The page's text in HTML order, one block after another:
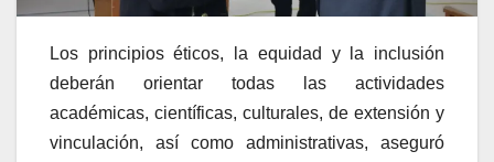
Los principios éticos, la equidad y la inclusión
deberán orientar todas las actividades
académicas, científicas, culturales, de extensión y
vinculación, así como administrativas, aseguró